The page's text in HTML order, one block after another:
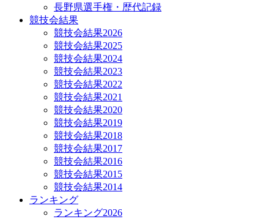
長野県選手権・歴代記録
競技会結果
競技会結果2026
競技会結果2025
競技会結果2024
競技会結果2023
競技会結果2022
競技会結果2021
競技会結果2020
競技会結果2019
競技会結果2018
競技会結果2017
競技会結果2016
競技会結果2015
競技会結果2014
ランキング
ランキング2026